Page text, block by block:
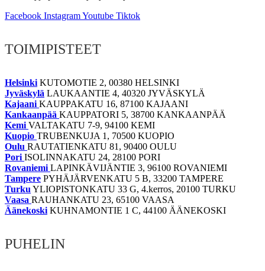
Facebook InstagramYoutube Tiktok
TOIMIPISTEET
Helsinki KUTOMOTIE 2, 00380 HELSINKI
Jyväskylä LAUKAANTIE 4, 40320 JYVÄSKYLÄ
Kajaani KAUPPAKATU 16, 87100 KAJAANI
Kankaanpää KAUPPATORI 5, 38700 KANKAANPÄÄ
Kemi VALTAKATU 7-9, 94100 KEMI
Kuopio TRUBENKUJA 1, 70500 KUOPIO
Oulu RAUTATIENKATU 81, 90400 OULU
Pori ISOLINNAKATU 24, 28100 PORI
Rovaniemi LAPINKÄVIJÄNTIE 3, 96100 ROVANIEMI
Tampere PYHÄJÄRVENKATU 5 B, 33200 TAMPERE
Turku YLIOPISTONKATU 33 G, 4.kerros, 20100 TURKU
Vaasa RAUHANKATU 23, 65100 VAASA
Äänekoski KUHNAMONTIE 1 C, 44100 ÄÄNEKOSKI
PUHELIN